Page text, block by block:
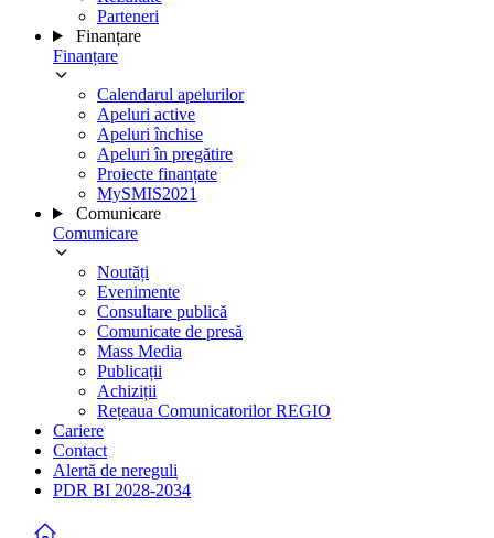
Parteneri
Finanțare
Finanțare
Calendarul apelurilor
Apeluri active
Apeluri închise
Apeluri în pregătire
Proiecte finanțate
MySMIS2021
Comunicare
Comunicare
Noutăți
Evenimente
Consultare publică
Comunicate de presă
Mass Media
Publicații
Achiziții
Rețeaua Comunicatorilor REGIO
Cariere
Contact
Alertă de nereguli
PDR BI 2028-2034